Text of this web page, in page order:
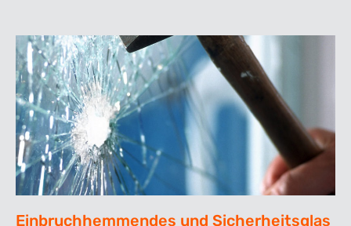
Einbruchhemmendes und Sicherheitsglas